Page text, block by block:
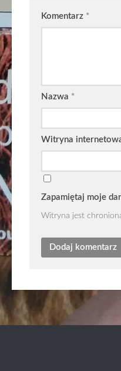
Komentarz *
Nazwa *
Witryna
Zapamiętaj moje
Witryna jest